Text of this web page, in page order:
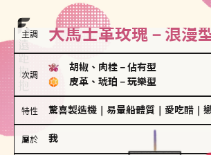
主調 大馬士革玫瑰－浪漫
次調
胡椒、肉桂 － 佔有型
皮革、琥珀 － 玩樂型
特性 驚喜製造機 易暈船體質 愛吃醋
屬於 我